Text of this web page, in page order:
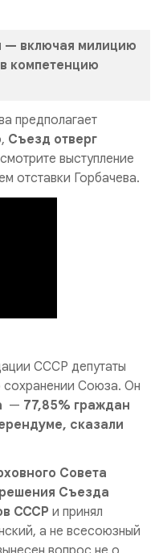
— включая милицию
компетенцию
предполагает
Съезд отверг
выступление
отставки Горбачева.
СССР депутаты
сохранении Союза. Он
— 77,85% граждан
сказали
Совета
Съезда
СССР и принял
а не всесоюзный